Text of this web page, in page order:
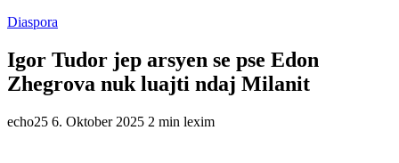
Diaspora
Igor Tudor jep arsyen se pse Edon
Zhegrova nuk luajti ndaj Milanit
echo25 6. Oktober 2025 2 min lexim